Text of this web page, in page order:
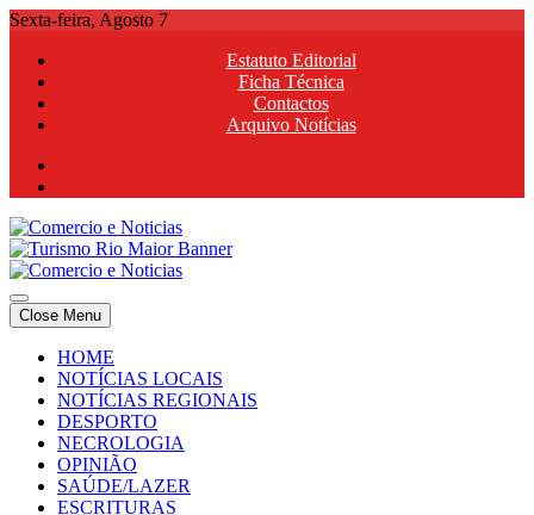
Skip
content
Sexta-feira, Agosto 7
Estatuto Editorial
Ficha Técnica
Contactos
Arquivo Notícias
Comercio e Noticias
Notícias e Publicidade Online
Comercio e Noticias
Notícias e Publicidade Online
Close Menu
HOME
NOTÍCIAS LOCAIS
NOTÍCIAS REGIONAIS
DESPORTO
NECROLOGIA
OPINIÃO
SAÚDE/LAZER
ESCRITURAS